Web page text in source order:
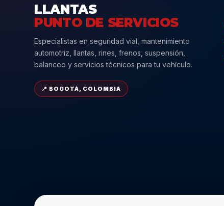
LLANTAS
PUNTO DE SERVICIOS
Especialistas en seguridad vial, mantenimiento
automotriz, llantas, rines, frenos, suspensión,
balanceo y servicios técnicos para tu vehículo.
📍 BOGOTÁ, COLOMBIA